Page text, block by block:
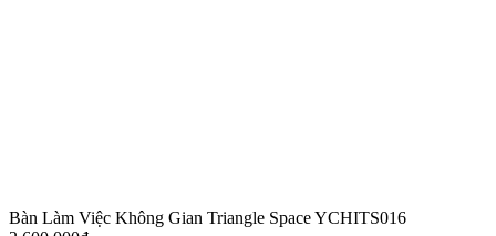
Bàn Làm Việc Không Gian Triangle Space YCHITS016